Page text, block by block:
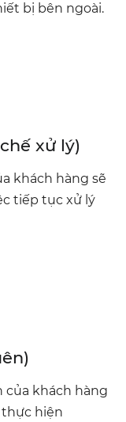
bị bên ngoài.
xử lý)
khách hàng sẽ
tiếp tục xử lý
của khách hàng
thực hiện